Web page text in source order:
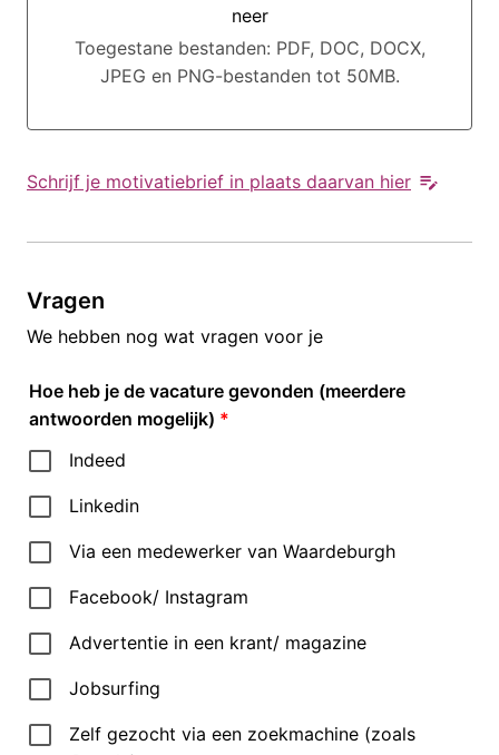
neer
Bestand uploaden of sleep en zet hier neer
Toegestane bestanden: PDF, DOC, DOCX,
JPEG en PNG-bestanden tot 50MB.
Schrijf je motivatiebrief in plaats daarvan hier
Vragen
We hebben nog wat vragen voor je
Hoe heb je de vacature gevonden (meerdere
antwoorden mogelijk) *
Indeed
Linkedin
Via een medewerker van Waardeburgh
Facebook/ Instagram
Advertentie in een krant/ magazine
Jobsurfing
Zelf gezocht via een zoekmachine (zoals